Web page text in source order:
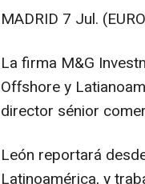
MADRID 7 Jul.
La firma M&G
Offshore y
director sénior
León reportará
Latinoamérica, y